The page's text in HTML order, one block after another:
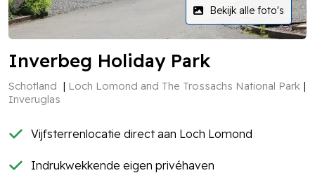
Bekijk alle foto's
Inverbeg Holiday Park
Schotland
Loch Lomond and The Trossachs National Park
Inveruglas
Vijfsterrenlocatie direct aan Loch Lomond
Indrukwekkende eigen privéhaven